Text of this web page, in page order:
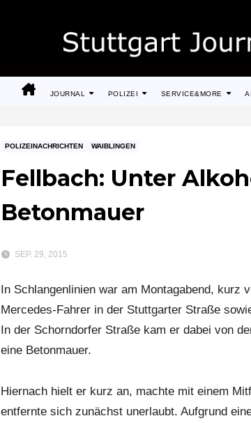
JOURNAL POLIZEI SERVICE&MORE
POLIZEINACHRICHTEN WAIBLINGEN
Fellbach: Unter
Betonmauer
SEP. 29, 2015
In Schlangenlinien war am Montagabend, kurz
Mercedes-Fahrer in der Stuttgarter Straße
In der Schorndorfer Straße kam er dabei von
eine Betonmauer.
Hiernach hielt er kurz an, machte mit einem
entfernte sich zunächst unerlaubt. Aufgrund